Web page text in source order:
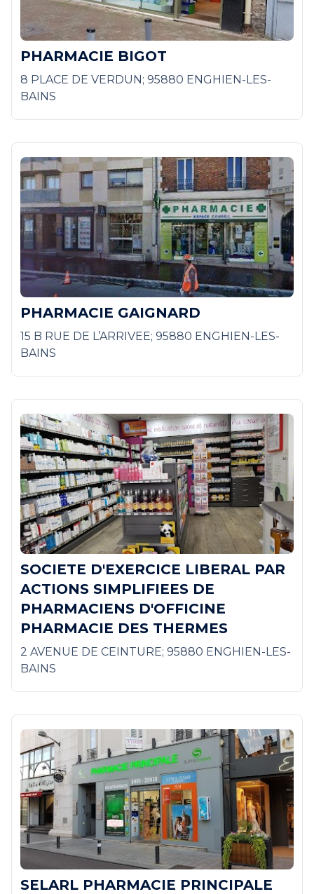
PHARMACIE BIGOT
8 PLACE DE VERDUN; 95880 ENGHIEN-LES-
BAINS
PHARMACIE GAIGNARD
15 B RUE DE L’ARRIVEE; 95880 ENGHIEN-LES-
BAINS
SOCIETE D'EXERCICE LIBERAL PAR
ACTIONS SIMPLIFIEES DE
PHARMACIENS D'OFFICINE
PHARMACIE DES THERMES
2 AVENUE DE CEINTURE; 95880 ENGHIEN-LES-
BAINS
SELARL PHARMACIE PRINCIPALE